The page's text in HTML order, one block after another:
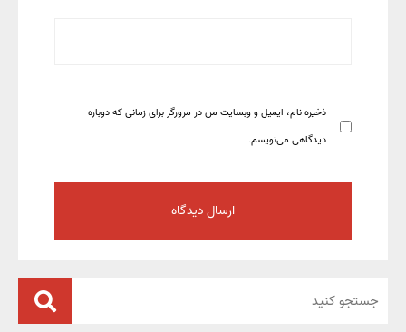
ذخیره نام، ایمیل و وبسایت من در مرورگر برای زمانی که دوباره
دیدگاهی می‌نویسم.